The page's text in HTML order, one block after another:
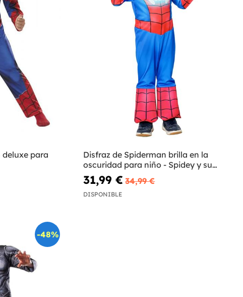
deluxe para
Disfraz de Spiderman brilla en la
oscuridad para niño - Spidey y su
superequipo
31,99 € 34,99 €
DISPONIBLE
-48%